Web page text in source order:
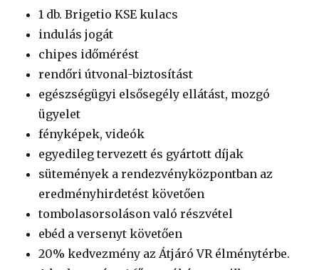
1 db. Brigetio KSE kulacs
indulás jogát
chipes időmérést
rendőri útvonal-biztosítást
egészségügyi elsősegély ellátást, mozgó
ügyelet
fényképek, videók
egyedileg tervezett és gyártott díjak
sütemények a rendezvényközpontban az
eredményhirdetést követően
tombolasorsoláson való részvétel
ebéd a versenyt követően
20% kedvezmény az Átjáró VR élménytérbe.